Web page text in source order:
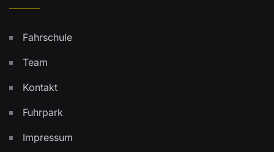
Fahrschule
Team
Kontakt
Fuhrpark
Impressum